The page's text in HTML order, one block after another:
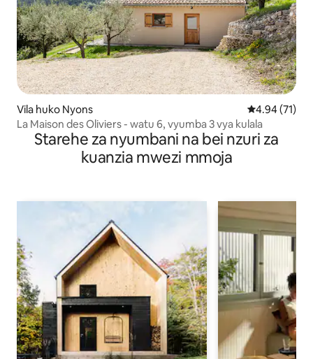
Vila huko Nyons Ukadiriaji wa
4.94 (71)
La Maison des Oliviers - watu 6, vyumba 3 vya kulala
Starehe za nyumbani na bei nzuri za
kuanzia mwezi mmoja